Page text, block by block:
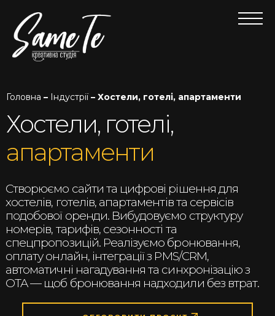
Головна – Індустрії– Хостели, готелі, апартаменти
Хостели, готелі,
апартаменти
Створюємо сайти та цифрові рішення для
хостелів, готелів, апартаментів та сервісів
подобової оренди. Вибудовуємо структуру
номерів, тарифів, сезонності та
спецпропозицій. Реалізуємо бронювання,
оплату онлайн, інтеграції з PMS/CRM,
автоматичні нагадування та синхронізацію з
OTA — щоб бронювання надходили без втрат.